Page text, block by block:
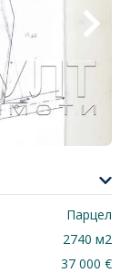
Парцел
2740 м2
37 000 €